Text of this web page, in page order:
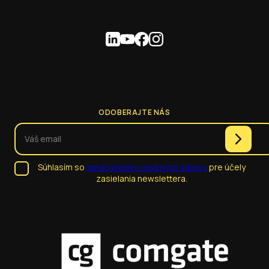
ODOBERAJTE NÁS
Súhlasím so spracúvaním osobných údajovpre účely
zasielania newslettera.